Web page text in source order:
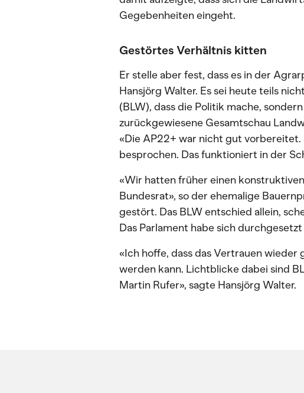
Gegebenheiten eingeht.
Gestörtes Verhältnis kitten
Er stelle aber fest, dass es in der
Hansjörg Walter. Es sei heute teils
(BLW), dass die Politik mache,
zurückgewiesene Gesamtschau
«Die AP22+ war nicht gut
besprochen. Das funktioniert in der
«Wir hatten früher einen
Bundesrat», so der ehemalige
gestört. Das BLW entschied allein,
Das Parlament habe sich
«Ich hoffe, dass das Vertrauen
werden kann. Lichtblicke dabei sind
Martin Rufer», sagte Hansjörg Walter.